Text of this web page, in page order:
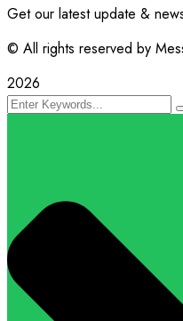
Get our latest update &
© All rights reserved by
2026